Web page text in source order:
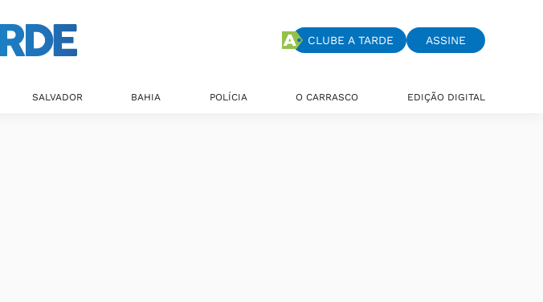
CLUBE A TARDE ASSINE
SALVADOR BAHIA POLÍCIA O CARRASCO EDIÇÃO DIGITAL